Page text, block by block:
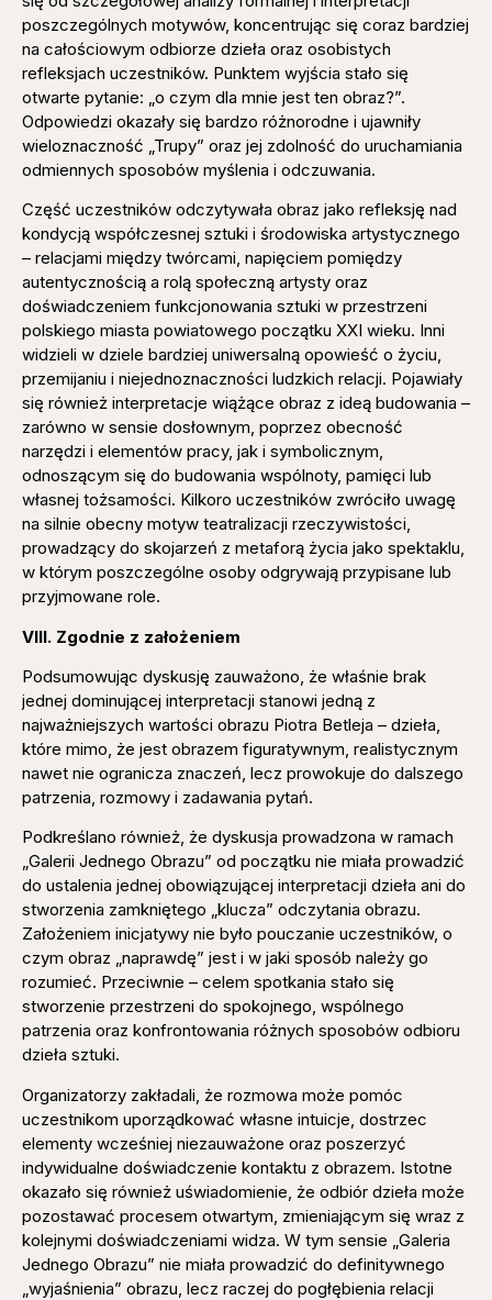
poszczególnych motywów, koncentrując się coraz bardziej
na całościowym odbiorze dzieła oraz osobistych
refleksjach uczestników. Punktem wyjścia stało się
otwarte pytanie: „o czym dla mnie jest ten obraz?”.
Odpowiedzi okazały się bardzo różnorodne i ujawniły
wieloznaczność „Trupy” oraz jej zdolność do uruchamiania
odmiennych sposobów myślenia i odczuwania.
Część uczestników odczytywała obraz jako refleksję nad
kondycją współczesnej sztuki i środowiska artystycznego
– relacjami między twórcami, napięciem pomiędzy
autentycznością a rolą społeczną artysty oraz
doświadczeniem funkcjonowania sztuki w przestrzeni
polskiego miasta powiatowego początku XXI wieku. Inni
widzieli w dziele bardziej uniwersalną opowieść o życiu,
przemijaniu i niejednoznaczności ludzkich relacji. Pojawiały
się również interpretacje wiążące obraz z ideą budowania –
zarówno w sensie dosłownym, poprzez obecność
narzędzi i elementów pracy, jak i symbolicznym,
odnoszącym się do budowania wspólnoty, pamięci lub
własnej tożsamości. Kilkoro uczestników zwróciło uwagę
na silnie obecny motyw teatralizacji rzeczywistości,
prowadzący do skojarzeń z metaforą życia jako spektaklu,
w którym poszczególne osoby odgrywają przypisane lub
przyjmowane role.
VIII. Zgodnie z założeniem
Podsumowując dyskusję zauważono, że właśnie brak
jednej dominującej interpretacji stanowi jedną z
najważniejszych wartości obrazu Piotra Betleja – dzieła,
które mimo, że jest obrazem figuratywnym, realistycznym
nawet nie ogranicza znaczeń, lecz prowokuje do dalszego
patrzenia, rozmowy i zadawania pytań.
Podkreślano również, że dyskusja prowadzona w ramach
„Galerii Jednego Obrazu” od początku nie miała prowadzić
do ustalenia jednej obowiązującej interpretacji dzieła ani do
stworzenia zamkniętego „klucza” odczytania obrazu.
Założeniem inicjatywy nie było pouczanie uczestników, o
czym obraz „naprawdę” jest i w jaki sposób należy go
rozumieć. Przeciwnie – celem spotkania stało się
stworzenie przestrzeni do spokojnego, wspólnego
patrzenia oraz konfrontowania różnych sposobów odbioru
dzieła sztuki.
Organizatorzy zakładali, że rozmowa może pomóc
uczestnikom uporządkować własne intuicje, dostrzec
elementy wcześniej niezauważone oraz poszerzyć
indywidualne doświadczenie kontaktu z obrazem. Istotne
okazało się również uświadomienie, że odbiór dzieła może
pozostawać procesem otwartym, zmieniającym się wraz z
kolejnymi doświadczeniami widza. W tym sensie „Galeria
Jednego Obrazu” nie miała prowadzić do definitywnego
„wyjaśnienia” obrazu, lecz raczej do pogłębienia relacji